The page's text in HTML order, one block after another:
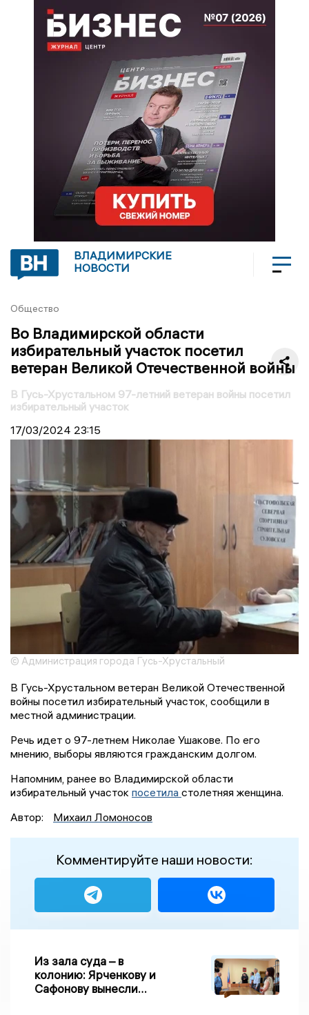
ВЛАДИМИРСКИЕ
НОВОСТИ
Общество
Во Владимирской области
избирательный участок посетил
ветеран Великой Отечественной войны
В Гусь-Хрустальном 97-летний ветеран войны посетил
избирательный участок
17/03/2024 23:15
© Администрация города Гусь-Хрустальный
В Гусь-Хрустальном ветеран Великой Отечественной
войны посетил избирательный участок, сообщили в
местной администрации.
Речь идет о 97-летнем Николае Ушакове. По его
мнению, выборы являются гражданским долгом.
Напомним, ранее во Владимирской области
избирательный участок посетила столетняя женщина.
Автор:
Михаил Ломоносов
Комментируйте наши новости:
Из зала суда – в
колонию: Ярченкову и
Сафонову вынесли